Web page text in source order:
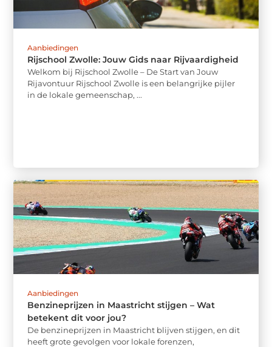
Aanbiedingen
Rijschool Zwolle: Jouw Gids naar Rijvaardigheid
Welkom bij Rijschool Zwolle – De Start van Jouw
Rijavontuur Rijschool Zwolle is een belangrijke pijler
in de lokale gemeenschap, ...
Aanbiedingen
Benzineprijzen in Maastricht stijgen – Wat
betekent dit voor jou?
De benzineprijzen in Maastricht blijven stijgen, en dit
heeft grote gevolgen voor lokale forenzen,